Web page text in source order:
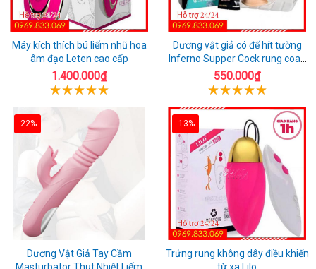
Máy kích thích bú liếm nhũ hoa
âm đạo Leten cao cấp
1.400.000₫
Dương vật giả có đế hít tường
Inferno Supper Cock rung coay
7 chế độ
550.000₫
-22%
Dương Vật Giả Tay Cầm
Masturbator Thụt Nhiệt Liếm
-13%
Trứng rung không dây điều khiển
từ xa Lilo